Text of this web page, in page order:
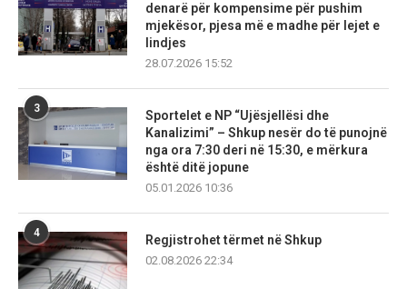
denarë për kompensime për pushim
mjekësor, pjesa më e madhe për lejet e
lindjes
28.07.2026 15:52
3
Sportelet e NP “Ujësjellësi dhe
Kanalizimi” – Shkup nesër do të punojnë
nga ora 7:30 deri në 15:30, e mërkura
është ditë jopune
05.01.2026 10:36
4
Regjistrohet tërmet në Shkup
02.08.2026 22:34